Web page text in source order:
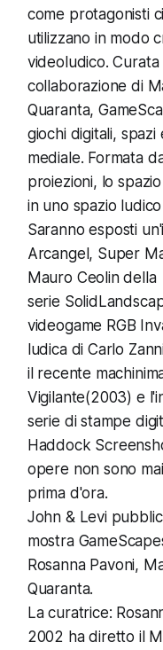
come protagonisti
utilizzano in modo
videoludico. Curata
collaborazione di
Quaranta,
giochi digitali,
mediale. Formata
proiezioni, lo
in uno spazio
Saranno esposti
Arcangel, Super
Mauro Ceolin della
serie
videogame RGB
ludica di Carlo
il recente
Vigilante(2003) e
serie di stampe
Haddock
opere non sono
prima d'ora.
John & Levi
mostra
Rosanna Pavoni,
Quaranta.
La curatrice:
2002 ha diretto il